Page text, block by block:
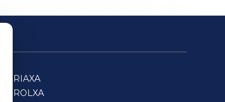
SARRIAXA
FERROLXA